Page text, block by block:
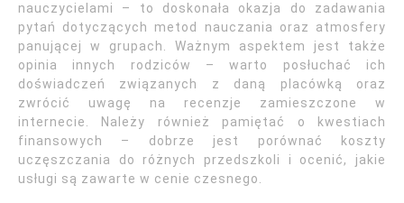
nauczycielami – to doskonała okazja do zadawania
pytań dotyczących metod nauczania oraz atmosfery
panującej w grupach. Ważnym aspektem jest także
opinia innych rodziców – warto posłuchać ich
doświadczeń związanych z daną placówką oraz
zwrócić uwagę na recenzje zamieszczone w
internecie. Należy również pamiętać o kwestiach
finansowych – dobrze jest porównać koszty
uczęszczania do różnych przedszkoli i ocenić, jakie
usługi są zawarte w cenie czesnego.